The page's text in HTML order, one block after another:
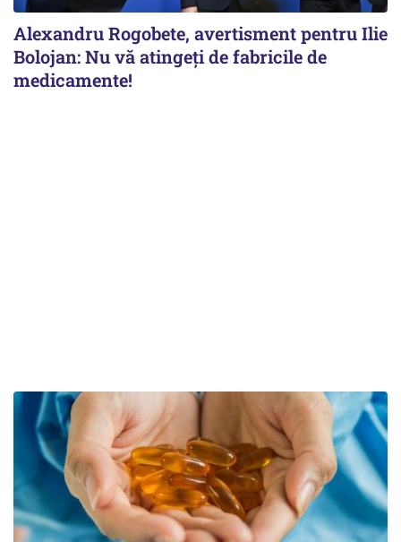
Alexandru Rogobete, avertisment pentru Ilie
Bolojan: Nu vă atingeți de fabricile de
medicamente!